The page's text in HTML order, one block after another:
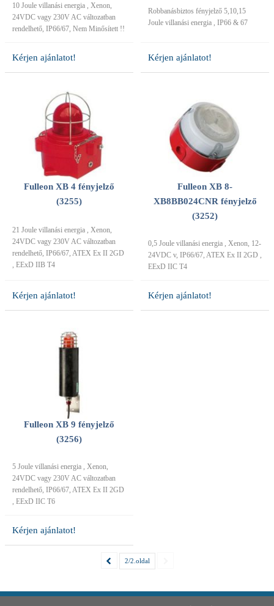
10 Joule villanási energia , Xenon,
24VDC vagy 230V AC változatban
rendelhető, IP66/67, Nem Minősített !!
Kérjen ajánlatot!
Robbanásbiztos fényjelző 5,10,15
Joule villanási energia , IP66 & 67
Kérjen ajánlatot!
Fulleon XB 4 fényjelző
(3255)
21 Joule villanási energia , Xenon,
24VDC vagy 230V AC változatban
rendelhető, IP66/67, ATEX Ex II 2GD
, EExD IIB T4
Kérjen ajánlatot!
Fulleon XB 8-
XB8BB024CNR fényjelző
(3252)
0,5 Joule villanási energia , Xenon, 12-
24VDC v, IP66/67, ATEX Ex II 2GD ,
EExD IIC T4
Kérjen ajánlatot!
Fulleon XB 9 fényjelző
(3256)
5 Joule villanási energia , Xenon,
24VDC vagy 230V AC változatban
rendelhető, IP66/67, ATEX Ex II 2GD
, EExD IIC T6
Kérjen ajánlatot!
2/2.oldal